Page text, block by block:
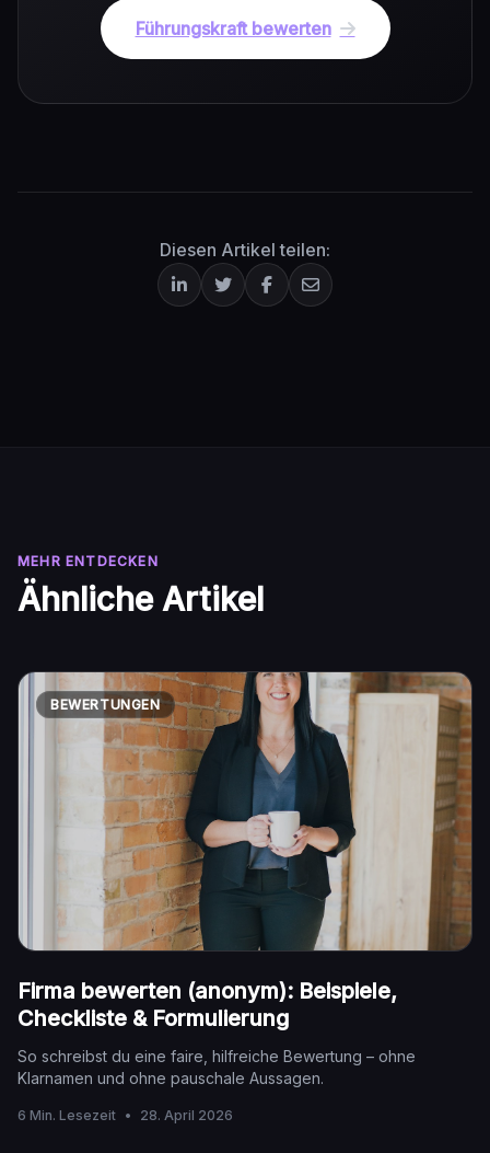
Führungskraft bewerten
Diesen Artikel teilen:
MEHR ENTDECKEN
Ähnliche Artikel
BEWERTUNGEN
Firma bewerten (anonym): Beispiele,
Checkliste & Formulierung
So schreibst du eine faire, hilfreiche Bewertung – ohne
Klarnamen und ohne pauschale Aussagen.
6 Min. Lesezeit • 28. April 2026